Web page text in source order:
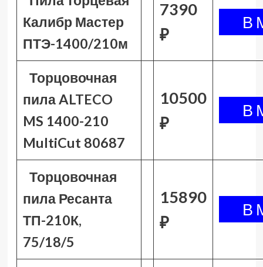
Калибр Мастер
ПТЭ-1400/210м
7390
₽
Торцовочная
пила ALTECO
MS 1400-210
MultiCut 80687
10500
₽
Торцовочная
пила Ресанта
ТП-210К,
75/18/5
15890
₽